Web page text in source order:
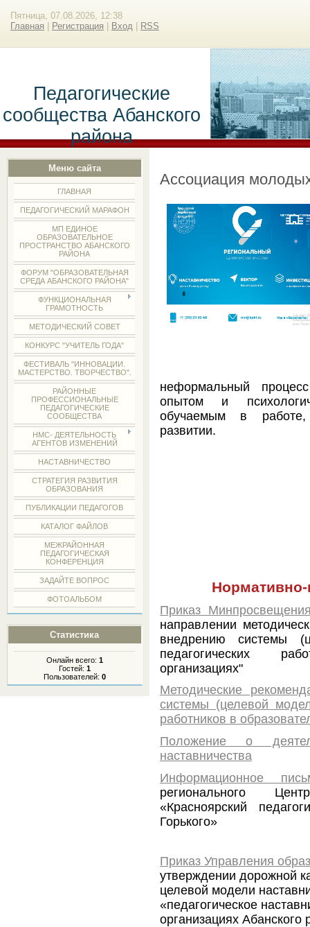
Пятница, 07.08.2026, 12:38
Главная
Регистрация Вход RSS
Педагогические
сообщества Абанского
района
Меню сайта
ГЛАВНАЯ
ПЕДАГОГИЧЕСКИЙ МАРАФОН
МП ЕДИНОЕ
ОБРАЗОВАТЕЛЬНОЕ
ПРОСТРАНСТВО АБАНСКОГО
РАЙОНА
ФОРУМ "ОБРАЗОВАТЕЛЬНАЯ
СРЕДА АБАНСКОГО РАЙОНА"
ФУНКЦИОНАЛЬНАЯ
ГРАМОТНОСТЬ
МЕТОДИЧЕСКИЙ СОВЕТ
КОНКУРС "УЧИТЕЛЬ ГОДА"
ФЕСТИВАЛЬ "ИННОВАЦИИ.
МАСТЕРСТВО. ТВОРЧЕСТВО".
РАЙОННЫЕ
ПРОФЕССИОНАЛЬНЫЕ
ПЕДАГОГИЧЕСКИЕ
СООБЩЕСТВА
НМС- ДЕЯТЕЛЬНОСТЬ
АГЕНТОВ ИЗМЕНЕНИЙ
НАСТАВНИЧЕСТВО
СТРАТЕГИЯ РАЗВИТИЯ
ОБРАЗОВАНИЯ
ПУБЛИКАЦИИ ПЕДАГОГОВ
КАТАЛОГ ФАЙЛОВ
МЕЖРАЙОННАЯ
ПЕДАГОГИЧЕСКАЯ
КОНФЕРЕНЦИЯ
ЗАДАЙТЕ ВОПРОС
ФОТОАЛЬБОМ
Статистика
Онлайн всего: 1
Гостей: 1
Пользователей: 0
Ассоциация
неформальный
процесс
опытом и
обучаемым в
развитии.
Приказ
направлении
внедрению системы
педагогических
организациях"
Методические
системы (целевой
работников в
Положение о
наставничества
Информационное
регионального
«Красноярский
Горького»
Приказ Управления
утверждении дорожной
целевой модели
«педагогическое
организациях Абанского